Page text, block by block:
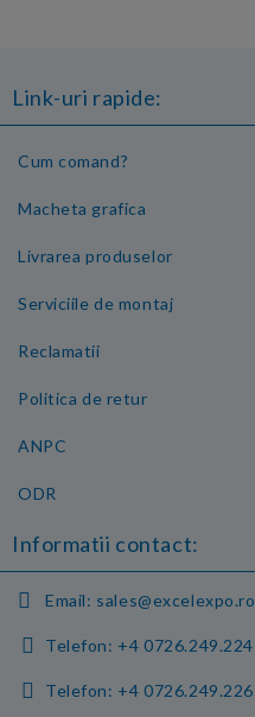
Link-uri rapide:
Cum comand?
Macheta grafica
Livrarea produselor
Serviciile de montaj
Reclamatii
Politica de retur
ANPC
ODR
Informatii contact:
Email: sales@excelexpo.ro
Telefon: +4 0726.249.224
Telefon: +4 0726.249.226